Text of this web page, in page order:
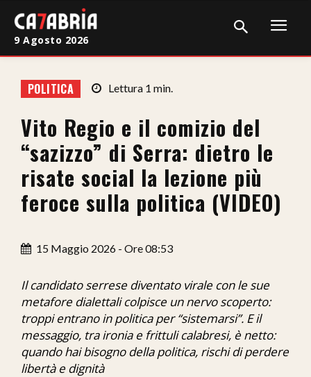
Cronaca
Giudiziaria
Politica
Sport
Sanità
Economia
Ita-Mondo
C7 Play
9 Agosto 2026
POLITICA Lettura 1 min.
Vito Regio e il comizio del
“sazizzo” di Serra: dietro le
risate social la lezione più
feroce sulla politica (VIDEO)
15 Maggio 2026 - Ore 08:53
Il candidato serrese diventato virale con le sue
metafore dialettali colpisce un nervo scoperto:
troppi entrano in politica per “sistemarsi”. E il
messaggio, tra ironia e frittuli calabresi, è netto:
quando hai bisogno della politica, rischi di perdere
libertà e dignità